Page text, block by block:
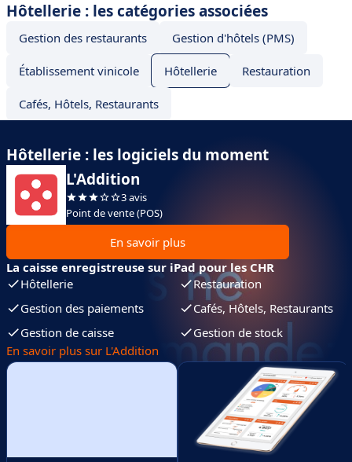
Hôtellerie : les catégories associées
Gestion des restaurants Gestion d'hôtels (PMS)
Établissement vinicole Hôtellerie Restauration
Cafés, Hôtels, Restaurants
Hôtellerie : les logiciels du moment
L'Addition
3 avis
Point de vente (POS)
En savoir plus
La caisse enregistreuse sur iPad pour les CHR
Hôtellerie
Restauration
Gestion des paiements
Cafés, Hôtels, Restaurants
Gestion de caisse
Gestion de stock
En savoir plus sur L'Addition